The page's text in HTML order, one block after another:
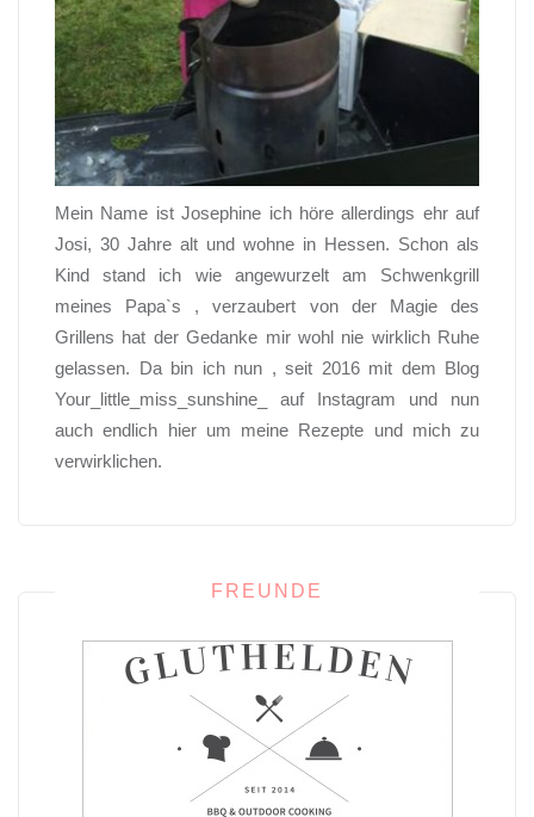
Mein Name ist Josephine ich höre allerdings ehr auf
Josi, 30 Jahre alt und wohne in Hessen. Schon als
Kind stand ich wie angewurzelt am Schwenkgrill
meines Papa`s , verzaubert von der Magie des
Grillens hat der Gedanke mir wohl nie wirklich Ruhe
gelassen. Da bin ich nun , seit 2016 mit dem Blog
Your_little_miss_sunshine_ auf Instagram und nun
auch endlich hier um meine Rezepte und mich zu
verwirklichen.
FREUNDE